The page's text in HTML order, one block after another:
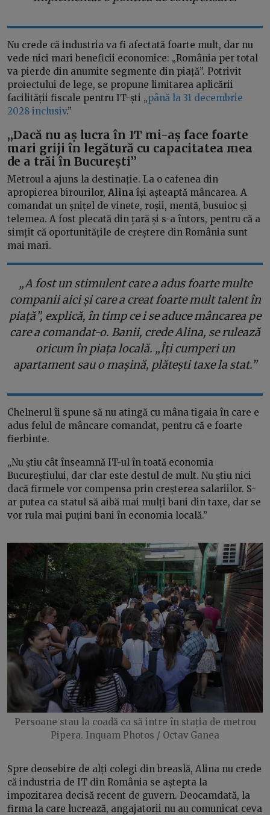
Nu crede că industria va fi afectată foarte mult, dar nu
vede nici mari beneficii economice: „România per total
va pierde din anumite segmente din piață”. Potrivit
proiectului de lege, se propune limitarea aplicării
facilității fiscale pentru IT-ști „până la 31 decembrie
2028 inclusiv.”
,,Dacă nu aș lucra în IT mi-aș face foarte
mari griji în legătură cu capacitatea mea
de a trăi în București’’
Metroul a ajuns la destinație. La o cafenea din
apropierea birourilor, Alina își așteaptă mâncarea. A
comandat un șnițel de vinete, roșii, mentă, busuioc și
telemea. A fost plecată din țară și s-a întors, pentru că a
simțit că oportunitățile de creștere din România sunt
mai mari.
„A fost un stimulent care a adus foarte multe
companii aici și care a creat foarte mult talent în
piață”, explică, în timp ce i se aduce mâncarea pe
care a comandat-o. Banii, crede Alina, se rulează
oricum în piața locală. „Îți cumperi un
apartament sau o mașină, plătești taxe la stat.”
Chelnerul îi spune să nu atingă cu mâna tigaia în care e
adus felul de mâncare comandat, pentru că e foarte
fierbinte.
„Nu știu cât înseamnă IT-ul în toată economia
Bucureștiului, dar clar este destul de mult. Nu știu nici
dacă firmele vor compensa prin creșterea salariilor. S-
ar putea ca statul să aibă mai mulți bani din taxe, dar se
vor rula mai puțini bani în economia locală.”
Persoane stau la coadă ca să intre în stația de metrou
Pipera. Inquam Photos / Octav Ganea
Spre deosebire de alți colegi din breaslă, Alina nu crede
că industria de IT din România se aștepta la
impozitarea decisă recent de guvern. Deocamdată, la
firma la care lucrează, angajatorii nu au comunicat ceva